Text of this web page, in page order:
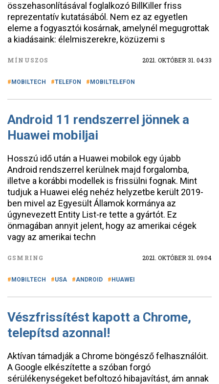
összehasonlításával foglalkozó BillKiller friss
reprezentatív kutatásából. Nem ez az egyetlen
eleme a fogyasztói kosárnak, amelynél megugrottak
a kiadásaink: élelmiszerekre, közüzemi s
MÍNUSZOS 2021. OKTÓBER 31. 04:33
MOBILTECH TELEFON MOBILTELEFON
Android 11 rendszerrel jönnek a
Huawei mobiljai
Hosszú idő után a Huawei mobilok egy újabb
Android rendszerrel kerülnek majd forgalomba,
illetve a korábbi modellek is frissülni fognak. Mint
tudjuk a Huawei elég nehéz helyzetbe került 2019-
ben mivel az Egyesült Államok kormánya az
úgynevezett Entity List-re tette a gyártót. Ez
önmagában annyit jelent, hogy az amerikai cégek
vagy az amerikai techn
GSMRING 2021. OKTÓBER 31. 09:04
MOBILTECH USA ANDROID HUAWEI
Vészfrissítést kapott a Chrome,
telepítsd azonnal!
Aktívan támadják a Chrome böngésző felhasználóit.
A Google elkészítette a szóban forgó
sérülékenységeket befoltozó hibajavítást, ám annak